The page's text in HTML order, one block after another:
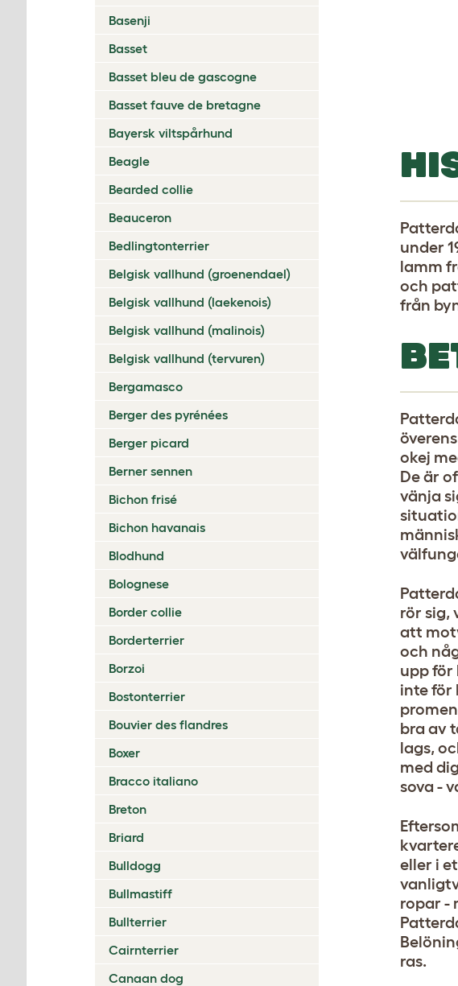
Basenji
Basset
Basset bleu de gascogne
Basset fauve de bretagne
Bayersk viltspårhund
Beagle
Bearded collie
Beauceron
Bedlingtonterrier
Belgisk vallhund (groenendael)
Belgisk vallhund (laekenois)
Belgisk vallhund (malinois)
Belgisk vallhund (tervuren)
Bergamasco
Berger des pyrénées
Berger picard
Berner sennen
Bichon frisé
Bichon havanais
Blodhund
Bolognese
Border collie
Borderterrier
Borzoi
Bostonterrier
Bouvier des flandres
Boxer
Bracco italiano
Breton
Briard
Bulldogg
Bullmastiff
Bullterrier
Cairnterrier
Canaan dog
under
lamm
och
från
okej
De är
vänja
rör sig,
att
och
upp för
inte för
bra av
lags,
med
sova -
eller i
ropar -
ras.